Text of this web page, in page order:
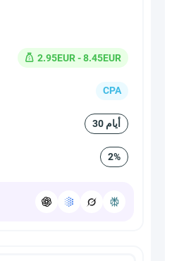
2.95EUR - 8.45EUR
CPA
30 أيام
2%